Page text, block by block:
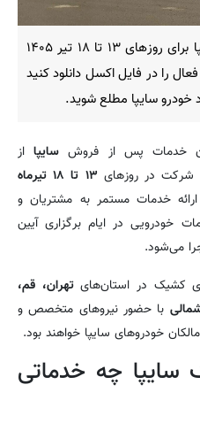
لیست نمایندگی‌های کشیک سایپا برای روزهای ۱۳ تا ۱۸ تیر ۱۴۰۵
را در فایل اکسل دانلود کنید
خودرو سایپا مطلع شوید.
خدمات پس از فروش سایپااز
شرکت در روزهای
۱۳ تا ۱۸ تیرماه
خدمات مستمر به مشتریان و
خودرویی در ایام برگزاری آیین
می‌شود.
کشیک در استان‌هایتهران، قم،
با حضور نیروهای متخصص و
خودروهای سایپا خواهند بود.
سایپا چه خدماتی